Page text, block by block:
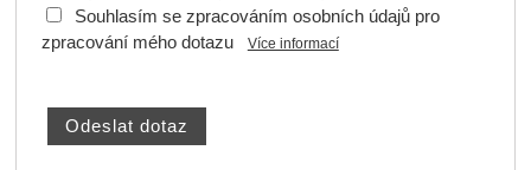
Souhlasím se zpracováním osobních údajů pro
zpracování mého dotazu
Více informací